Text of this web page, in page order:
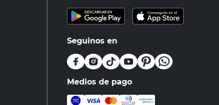
Seguinos en
Medios de pago